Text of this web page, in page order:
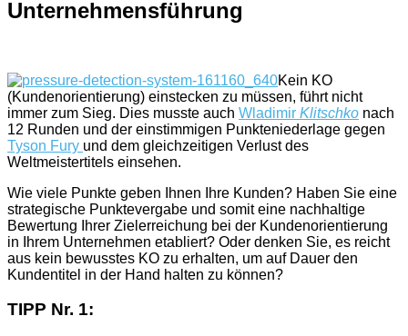
Unternehmensführung
Kein KO
(Kundenorientierung) einstecken zu müssen, führt nicht
immer zum Sieg. Dies musste auch Wladimir Klitschko nach
12 Runden und der einstimmigen Punkteniederlage gegen
Tyson Fury und dem gleichzeitigen Verlust des
Weltmeistertitels einsehen.
Wie viele Punkte geben Ihnen Ihre Kunden? Haben Sie eine
strategische Punktevergabe und somit eine nachhaltige
Bewertung Ihrer Zielerreichung bei der Kundenorientierung
in Ihrem Unternehmen etabliert? Oder denken Sie, es reicht
aus kein bewusstes KO zu erhalten, um auf Dauer den
Kundentitel in der Hand halten zu können?
TIPP Nr. 1: